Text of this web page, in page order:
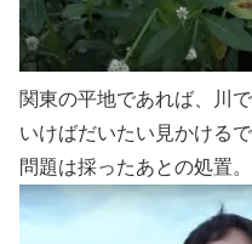
関東の平地であれば、川
いけばだいたい見かけるで
問題は採ったあとの処置。